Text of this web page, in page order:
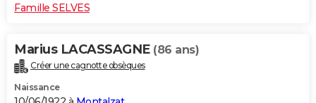
Famille SELVES
Marius LACASSAGNE (86 ans)
Créer une cagnotte obsèques
Naissance